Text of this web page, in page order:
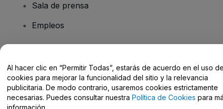
Sala de prensa
Empleos
Centro de Ayuda / Contacto
Al hacer clic en “Permitir Todas”, estarás de acuerdo en el uso
cookies para mejorar la funcionalidad del sitio y la relevancia
publicitaria. De modo contrario, usaremos cookies estrictamente
necesarias. Puedes consultar nuestra Política de Cookies para
información.